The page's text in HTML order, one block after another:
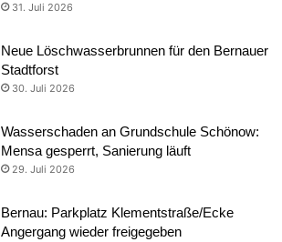
31. Juli 2026
Neue Löschwasserbrunnen für den Bernauer
Stadtforst
30. Juli 2026
Wasserschaden an Grundschule Schönow:
Mensa gesperrt, Sanierung läuft
29. Juli 2026
Bernau: Parkplatz Klementstraße/Ecke
Angergang wieder freigegeben